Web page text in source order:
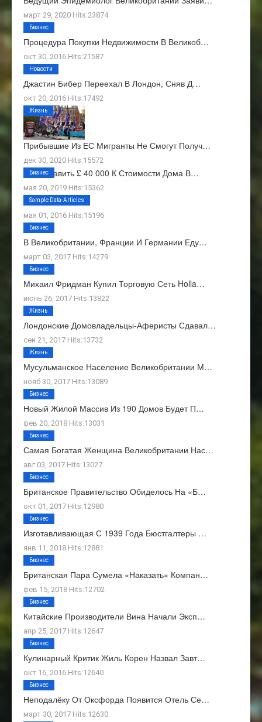
март 29, 2020 Hits:23874
Процедура Покупки Недвижимости В Великоб…
окт 30, 2016 Hits:21587
Бизнес
Джастин Бибер Переехал В Лондон, Сняв Д…
окт 20, 2016 Hits:17492
Новости
Прибывшие Из ЕС Мигранты Не Смогут Получ…
дек 30, 2020 Hits:15572
Жизнь
Как Добавить £ 40 000 К Стоимости Дома В…
мая 20, 2019 Hits:15362
Бизнес
О Нас
мая 01, 2016 Hits:15196
Sample Data-Articles
В Великобритании, Франции И Германии Еду…
март 03, 2017 Hits:14279
Бизнес
Михаил Фридман Купил Торговую Сеть Holla…
июнь 26, 2017 Hits:13822
Бизнес
Лондонские Домовладельцы-Аферисты Сдавал…
сен 21, 2017 Hits:13732
Жизнь
Мусульманское Население Великобритании М…
нояб 30, 2017 Hits:13089
Жизнь
Новый Жилой Массив Из 190 Домов Будет П…
фев 20, 2018 Hits:13031
Бизнес
Самая Богатая Женщина Великобритании Нас…
авг 03, 2017 Hits:13027
Бизнес
Британское Правительство Обиделось На «Б…
окт 01, 2017 Hits:12980
Бизнес
Изготавливающая С 1939 Года Бюстгалтеры …
янв 11, 2018 Hits:12881
Бизнес
Британская Пара Сумела «наказать» Компан…
фев 15, 2018 Hits:12702
Бизнес
Китайские Производители Вина Начали Эксп…
апр 25, 2017 Hits:12647
Бизнес
Кулинарный Критик Жиль Корен Назвал Завт…
окт 16, 2016 Hits:12640
Бизнес
Неподалёку От Оксфорда Появится Отель Се…
март 30, 2017 Hits:12630
Бизнес